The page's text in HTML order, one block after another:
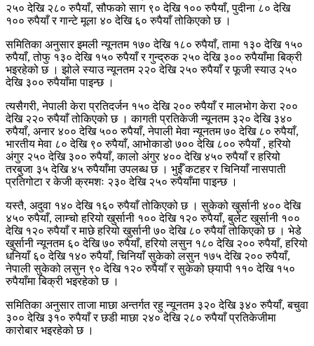
२५० देखि २८० रुपैयाँ, सौफको साग ९० देखि १०० रुपैयाँ, पुदीना ८० देखि
१०० रुपैयाँ र गान्टे मूला ४० देखि ६० रुपैयाँ तोकिएको छ ।
समितिका अनुसार इमली न्यूनतम १७० देखि १८० रुपैयाँ, तामा १३० देखि १५०
रुपैयाँ, तोफु १३० देखि १५० रुपैयाँ र गुन्द्रुक २५० देखि ३०० रुपैयाँमा बिक्री
भइरहेको छ । झोले स्याउ न्यूनतम २२० देखि २५० रुपैयाँ र फूजी स्याउ २५०
देखि ३०० रुपैयाँमा पाइन्छ ।
त्यसैगरी, नेपाली केरा प्रतिदर्जन १५० देखि २०० रुपैयाँ र मालभोग केरा २००
देखि २२० रुपैयाँ तोकिएको छ । कागती प्रतिकेजी न्यूनतम ३२० देखि ३४०
रुपैयाँ, अनार ४०० देखि ५०० रुपैयाँ, नेपाली मेवा न्यूनतम ७० देखि ८० रुपैयाँ,
भारतीय मेवा ८० देखि ९० रुपैयाँ, आभोकाडो ७०० देखि ८०० रुपैयाँ , हरियो
अंगुर २५० देखि ३०० रुपैयाँ, कालो अंगुर ४०० देखि ४५० रुपैयाँ र हरियो
तरबुजा ३५ देखि ४५ रुपैयाँमा उपलब्ध छ । भुईँ कटहर र चिनियाँ नासपाती
प्रतिगोटा र केजी क्रमशः २३० देखि २५० रुपैयाँमा पाइन्छ ।
यस्तै, अदुवा १४० देखि १६० रुपैयाँ तोकिएको छ । सुकेको खुर्सानी ४०० देखि
४५० रुपैयाँ, लाम्चो हरियो खुर्सानी १०० देखि १२० रुपैयाँ, बुलेट खुर्सानी १००
देखि १२० रुपैयाँ र माछे हरियो खुर्सानी ७० देखि ८० रुपैयाँ तोकिएको छ । भेडे
खुर्सानी न्यूनतम ६० देखि ७० रुपैयाँ, हरियो लसुन १८० देखि २०० रुपैयाँ, हरियो
धनियाँ ६० देखि १४० रुपैयाँ, चिनियाँ सुकेको लसुन १७५ देखि २०० रुपैयाँ,
नेपाली सुकेको लसुन ९० देखि १२० रुपैयाँ र सुकेको छ्यापी ११० देखि १५०
रुपैयाँमा बिक्री भइरहेको छ ।
समितिका अनुसार ताजा माछा अन्तर्गत रहु न्यूनतम ३२० देखि ३४० रुपैयाँ, बचुवा
३०० देखि ३१० रुपैयाँ र छडी माछा २४० देखि २८० रुपैयाँ प्रतिकेजीमा
कारोबार भइरहेको छ ।